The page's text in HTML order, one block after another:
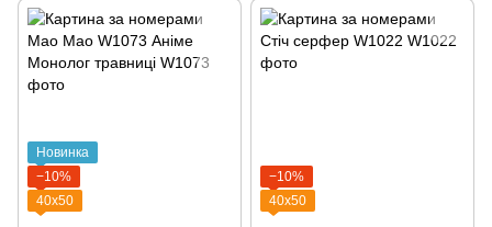
Новинка
−10%
40х50
−10%
40х50